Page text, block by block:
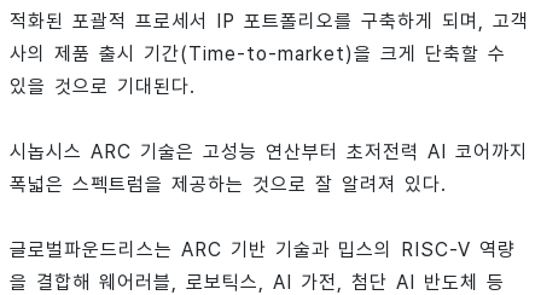
적화된 포괄적 프로세서 IP 포트폴리오를 구축하게 되며, 고객
사의 제품 출시 기간(Time-to-market)을 크게 단축할 수
있을 것으로 기대된다.
시놉시스 ARC 기술은 고성능 연산부터 초저전력 AI 코어까지
폭넓은 스펙트럼을 제공하는 것으로 잘 알려져 있다.
글로벌파운드리스는 ARC 기반 기술과 밉스의 RISC-V 역량
을 결합해 웨어러블, 로보틱스, AI 가전, 첨단 AI 반도체 등